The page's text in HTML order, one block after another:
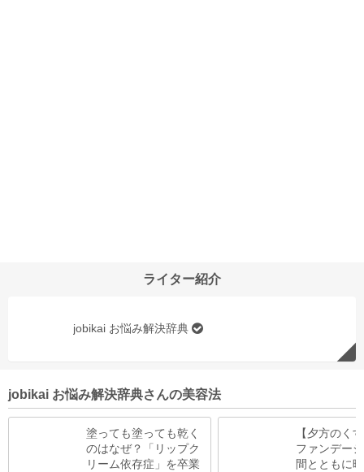
ライター紹介
jobikai お悩み解決辞典
jobikai お悩み解決辞典さんの美容法
塗っても塗っても乾く
のはなぜ？「リップク
リーム依存症」を卒業
【夕方のく
ファンデー
間とともに